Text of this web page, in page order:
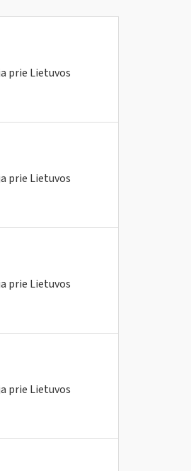
prie Lietuvos
prie Lietuvos
prie Lietuvos
prie Lietuvos